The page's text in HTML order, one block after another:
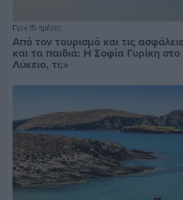
Πριν 15 ημέρες
Από τον τουρισμό και τις
και τα παιδιά: Η Σοφία Γυρίκη
Λύκειο, τι;»